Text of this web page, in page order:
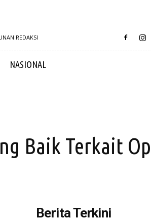
REDAKSI
NASIONAL
Baik Terkait
Berita Terkini